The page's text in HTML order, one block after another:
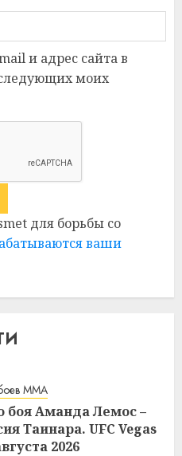
и адрес сайта в
моих
для борьбы со
ваши
MMA
боя Аманда Лемос –
Таинара. UFC Vegas
2026